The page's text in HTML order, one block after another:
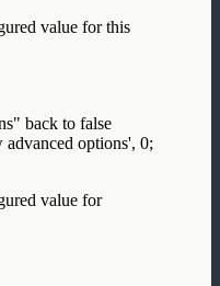
value for this
back to false
options', 0;
value for